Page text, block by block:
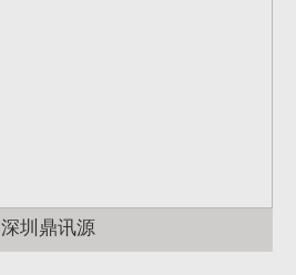
深圳鼎讯源